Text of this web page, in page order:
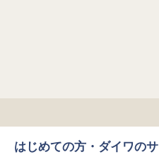
はじめての方・ダイワのサ